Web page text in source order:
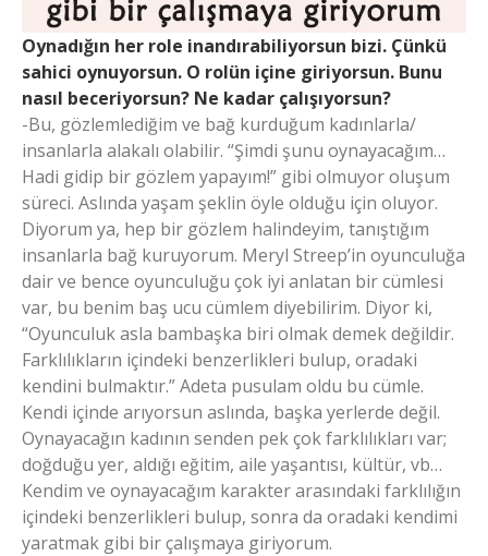
Oynadığın her role inandırabiliyorsun bizi. Çünkü
sahici oynuyorsun. O rolün içine giriyorsun. Bunu
nasıl beceriyorsun? Ne kadar çalışıyorsun?
-Bu, gözlemlediğim ve bağ kurduğum kadınlarla/
insanlarla alakalı olabilir. “Şimdi şunu oynayacağım…
Hadi gidip bir gözlem yapayım!” gibi olmuyor oluşum
süreci. Aslında yaşam şeklin öyle olduğu için oluyor.
Diyorum ya, hep bir gözlem halindeyim, tanıştığım
insanlarla bağ kuruyorum. Meryl Streep’in oyunculuğa
dair ve bence oyunculuğu çok iyi anlatan bir cümlesi
var, bu benim baş ucu cümlem diyebilirim. Diyor ki,
“Oyunculuk asla bambaşka biri olmak demek değildir.
Farklılıkların içindeki benzerlikleri bulup, oradaki
kendini bulmaktır.” Adeta pusulam oldu bu cümle.
Kendi içinde arıyorsun aslında, başka yerlerde değil.
Oynayacağın kadının senden pek çok farklılıkları var;
doğduğu yer, aldığı eğitim, aile yaşantısı, kültür, vb…
Kendim ve oynayacağım karakter arasındaki farklılığın
içindeki benzerlikleri bulup, sonra da oradaki kendimi
yaratmak gibi bir çalışmaya giriyorum.